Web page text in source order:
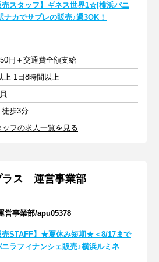
売スタッフ】ギネス世界1☆[横浜バニ
ナカでサブレの販売♪週3OK！
円＋交通費全額支給
上 1日8時間以上
歩3分
フの求人一覧を見る
ラス 運営事業部
営事業部/apu05378
売STAFF】★夏休み短期★＜8/17まで
ニラフィナンシェ販売♪横浜ルミネ